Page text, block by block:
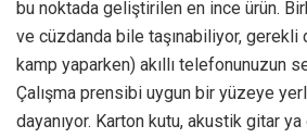
bu noktada geliştirilen en ince ürün.
ve cüzdanda bile taşınabiliyor, gerekli
kamp yaparken) akıllı telefonunuzun
Çalışma prensibi uygun bir yüzeye
dayanıyor. Karton kutu, akustik gitar